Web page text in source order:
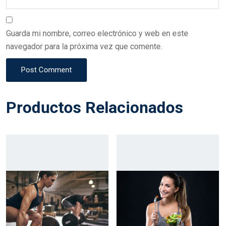
Guarda mi nombre, correo electrónico y web en este
navegador para la próxima vez que comente.
Post Comment
Productos Relacionados